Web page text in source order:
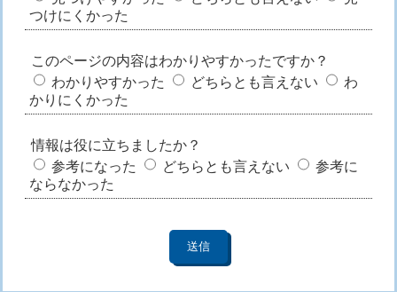
つけにくかった
このページの内容はわかりやすかったですか？
わかりやすかった
どちらとも言えない
わ
かりにくかった
情報は役に立ちましたか？
参考になった
どちらとも言えない
参考に
ならなかった